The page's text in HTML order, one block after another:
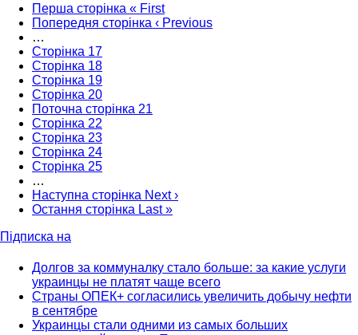
Перша сторінка « First
Попередня сторінка ‹ Previous
…
Сторінка 17
Сторінка 18
Сторінка 19
Сторінка 20
Поточна сторінка 21
Сторінка 22
Сторінка 23
Сторінка 24
Сторінка 25
…
Наступна сторінка Next ›
Остання сторінка Last »
Підписка на
Долгов за коммуналку стало больше: за какие услуги
украинцы не платят чаще всего
Страны ОПЕК+ согласились увеличить добычу нефти
в сентябре
Украинцы стали одними из самых больших